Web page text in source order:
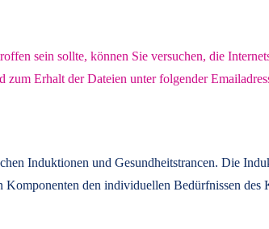
sein sollte, können Sie versuchen, die
Erhalt der Dateien unter folgender
Induktionen und Gesundheitstrancen. Die
den individuellen Bedürfnissen des